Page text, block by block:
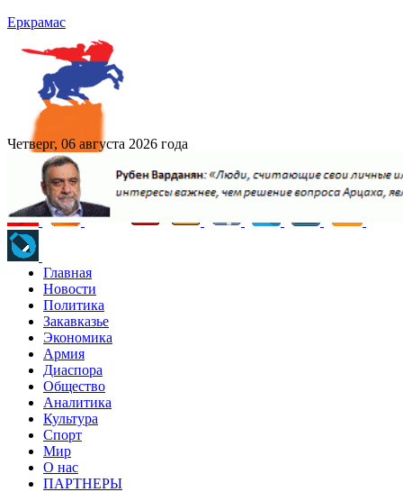
Еркрамас
Четверг, 06 августа 2026 года
Главная
Новости
Политика
Закавказье
Экономика
Армия
Диаспора
Общество
Аналитика
Культура
Спорт
Мир
О нас
ПАРТНЕРЫ